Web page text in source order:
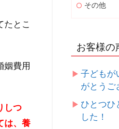
たとこ
姻費用
しつ
、 養
その他
お客様の
子どもが
がとうご
ひとつひ
した！